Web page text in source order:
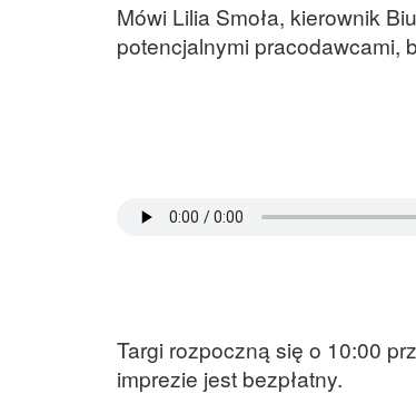
Mówi Lilia Smoła, kierownik
potencjalnymi pracodawcami,
Targi rozpoczną się o 10:00
imprezie jest bezpłatny.